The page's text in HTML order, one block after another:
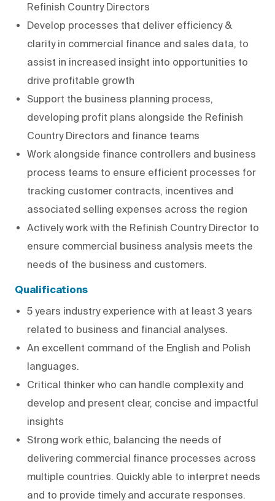
Refinish Country Directors
Develop processes that deliver efficiency &
clarity in commercial finance and sales data, to
assist in increased insight into opportunities to
drive profitable growth
Support the business planning process,
developing profit plans alongside the Refinish
Country Directors and finance teams
Work alongside finance controllers and business
process teams to ensure efficient processes for
tracking customer contracts, incentives and
associated selling expenses across the region
Actively work with the Refinish Country Director to
ensure commercial business analysis meets the
needs of the business and customers.
Qualifications
5 years industry experience with at least 3 years
related to business and financial analyses.
An excellent command of the English and Polish
languages.
Critical thinker who can handle complexity and
develop and present clear, concise and impactful
insights
Strong work ethic, balancing the needs of
delivering commercial finance processes across
multiple countries. Quickly able to interpret needs
and to provide timely and accurate responses.